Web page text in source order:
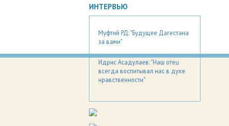
ИНТЕРВЬЮ
Муфтий РД: "Будущее Дагестана
за вами"
Идрис Асадулаев: "Наш отец
всегда воспитывал нас в духе
нравственности"